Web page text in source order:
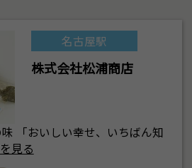
名古屋駅
株式会社松浦商店
「おいしい幸せ、いちばん知
見る